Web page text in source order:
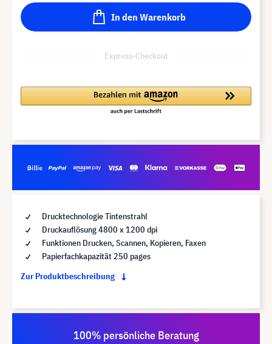
In den Warenkorb
Express-Checkout
Drucktechnologie Tintenstrahl
Druckauflösung 4800 x 1200 dpi
Funktionen Drucken, Scannen, Kopieren, Faxen
Papierfachkapazität 250 pages
Zur Produktbeschreibung
100% persönliche Beratung